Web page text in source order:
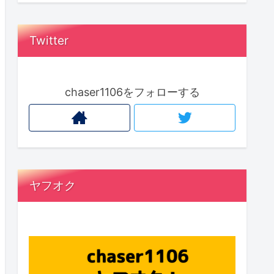
Twitter
chaser1106をフォローする
ヤフオク